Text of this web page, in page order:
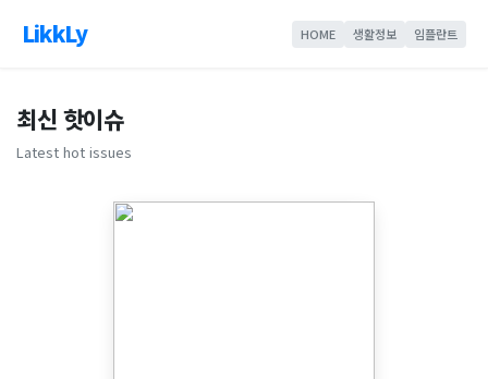
LikkLy HOME 생활정보 임플란트
최신 핫이슈
Latest hot issues